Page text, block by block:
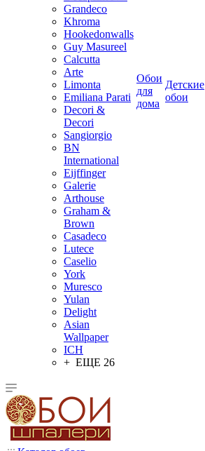
Grandeco
Khroma
Hookedonwalls
Guy Masureel
Calcutta
Arte
Limonta
Emiliana Parati
Decori &
Decori
Sangiorgio
BN
International
Eijffinger
Galerie
Arthouse
Graham &
Brown
Casadeco
Lutece
Caselio
York
Muresco
Yulan
Delight
Asian
Wallpaper
ICH
+ ЕЩЕ 26
Обои
для
дома
Детские
обои